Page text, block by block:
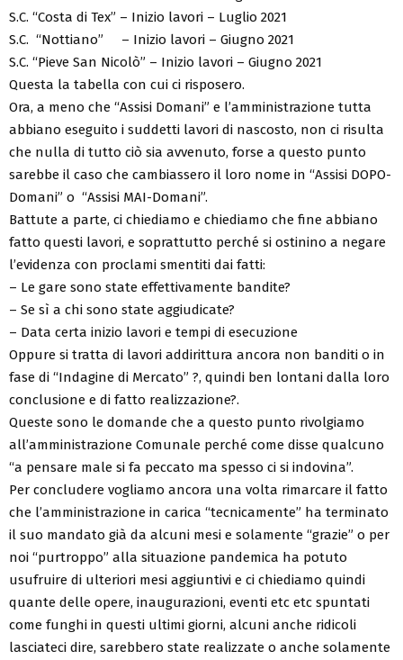
S.C. “Costa di Tex” – Inizio lavori – Luglio 2021
S.C. “Nottiano” – Inizio lavori – Giugno 2021
S.C. “Pieve San Nicolò” – Inizio lavori – Giugno 2021
Questa la tabella con cui ci risposero.
Ora, a meno che “Assisi Domani” e l’amministrazione tutta
abbiano eseguito i suddetti lavori di nascosto, non ci risulta
che nulla di tutto ciò sia avvenuto, forse a questo punto
sarebbe il caso che cambiassero il loro nome in “Assisi DOPO-
Domani” o “Assisi MAI-Domani”.
Battute a parte, ci chiediamo e chiediamo che fine abbiano
fatto questi lavori, e soprattutto perché si ostinino a negare
l’evidenza con proclami smentiti dai fatti:
– Le gare sono state effettivamente bandite?
– Se sì a chi sono state aggiudicate?
– Data certa inizio lavori e tempi di esecuzione
Oppure si tratta di lavori addirittura ancora non banditi o in
fase di “Indagine di Mercato” ?, quindi ben lontani dalla loro
conclusione e di fatto realizzazione?.
Queste sono le domande che a questo punto rivolgiamo
all’amministrazione Comunale perché come disse qualcuno
“a pensare male si fa peccato ma spesso ci si indovina”.
Per concludere vogliamo ancora una volta rimarcare il fatto
che l’amministrazione in carica “tecnicamente” ha terminato
il suo mandato già da alcuni mesi e solamente “grazie” o per
noi “purtroppo” alla situazione pandemica ha potuto
usufruire di ulteriori mesi aggiuntivi e ci chiediamo quindi
quante delle opere, inaugurazioni, eventi etc etc spuntati
come funghi in questi ultimi giorni, alcuni anche ridicoli
lasciateci dire, sarebbero state realizzate o anche solamente